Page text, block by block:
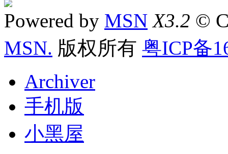
Powered by MSN X3.2 ©
MSN. 版权所有 粤ICP备
Archiver
手机版
小黑屋